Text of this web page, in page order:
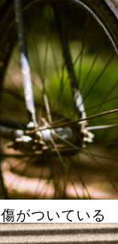
傷がついている